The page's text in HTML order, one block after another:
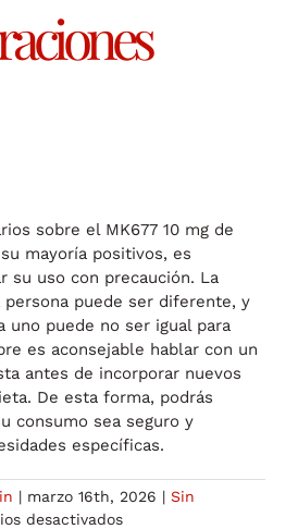
sobre el MK677 10 mg de
mayoría positivos, es
su uso con precaución. La
persona puede ser diferente, y
uno puede no ser igual para
es aconsejable hablar con un
antes de incorporar nuevos
De esta forma, podrás
consumo sea seguro y
específicas.
| marzo 16th, 2026 | Sin
desactivadosen